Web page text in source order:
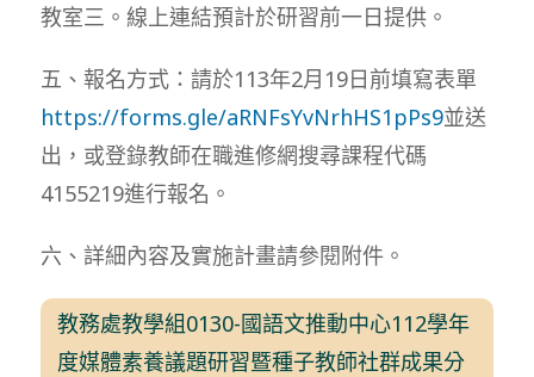
教室三。線上連結預計於研習前一日提供。
五、報名方式：請於113年2月19日前填寫表單
https://forms.gle/aRNFsYvNrhHS1pPs9並送
出，或登錄教師在職進修網搜尋課程代碼
4155219進行報名。
六、詳細內容及實施計畫請參閱附件。
教務處教學組0130-國語文推動中心112學年
度媒體素養議題研習暨種子教師社群成果分